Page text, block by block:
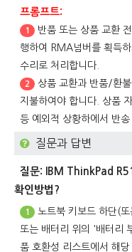
프롬프트:
1 반품 또는 상품 교환
행하여 RMA넘버를 획득
수리로 처리합니다.
2
상품 교환과 반품/환
지불하여야 합니다. 상품
등 예외적 상황하에서 반
질문과 답변
질문: IBM ThinkPad
확인방법?
1
노트북 키보드 하단(
또는 배터리 위의 '배터리
품 호환성 리스트에서 해당